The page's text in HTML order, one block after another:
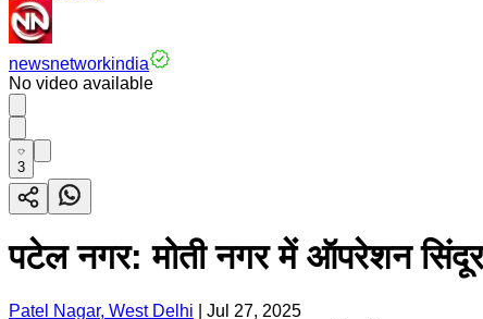
newsnetworkindia
No video available
3
पटेल नगर: मोती नगर में ऑपरेशन
Patel Nagar, West Delhi
Jul 27, 2025